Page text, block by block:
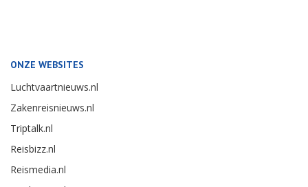
ONZE WEBSITES
Luchtvaartnieuws.nl
Zakenreisnieuws.nl
Triptalk.nl
Reisbizz.nl
Reismedia.nl